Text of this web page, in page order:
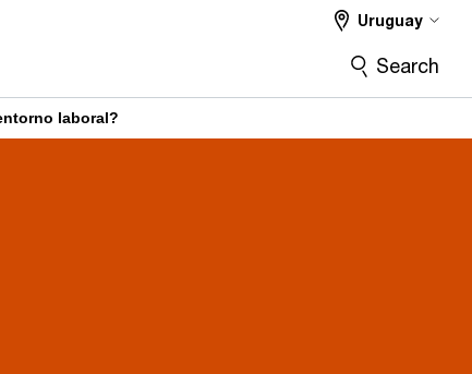
Uruguay
Search
laboral?